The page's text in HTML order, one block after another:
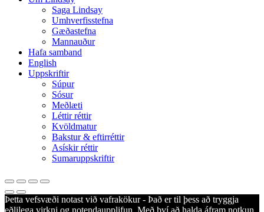
Saga Lindsay
Umhverfisstefna
Gæðastefna
Mannauður
Hafa samband
English
Uppskriftir
Súpur
Sósur
Meðlæti
Léttir réttir
Kvöldmatur
Bakstur & eftirréttir
Asískir réttir
Sumaruppskriftir
Þetta vefsvæði notast við vafrakökur - Það er til þess að tryggja
eðlilega virkni og notendaupplifun. Með því að halda áfram notkun